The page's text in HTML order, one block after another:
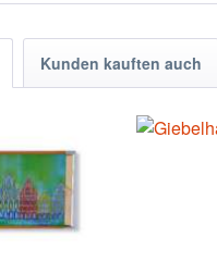
Kunden kauften auch